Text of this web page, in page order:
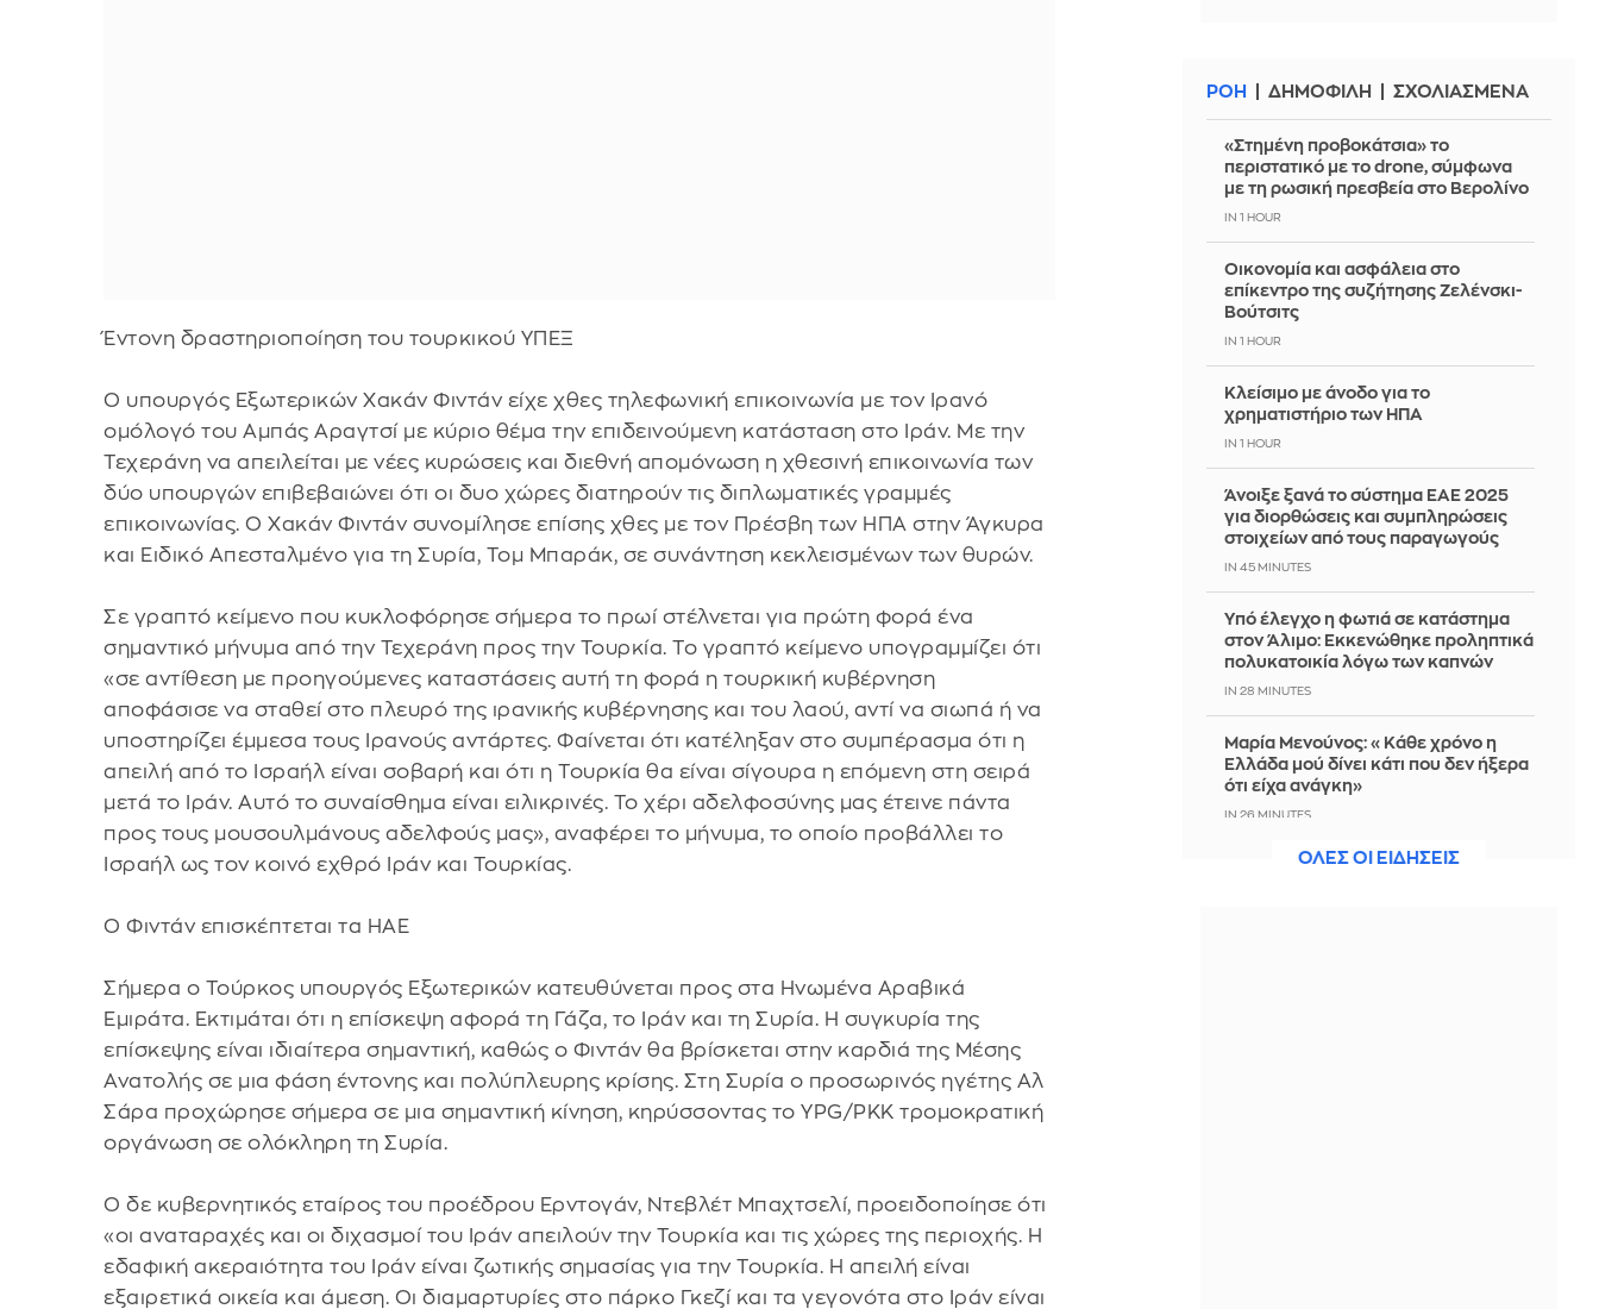
Έντονη δραστηριοποίηση του τουρκικού ΥΠΕΞ
Ο υπουργός Εξωτερικών Χακάν Φιντάν είχε χθες τηλεφωνική επικοινωνία με τον Ιρανό
ομόλογό του Αμπάς Αραγτσί με κύριο θέμα την επιδεινούμενη κατάσταση στο Ιράν. Με την
Τεχεράνη να απειλείται με νέες κυρώσεις και διεθνή απομόνωση η χθεσινή επικοινωνία των
δύο υπουργών επιβεβαιώνει ότι οι δυο χώρες διατηρούν τις διπλωματικές γραμμές
επικοινωνίας. Ο Χακάν Φιντάν συνομίλησε επίσης χθες με τον Πρέσβη των ΗΠΑ στην Άγκυρα
και Ειδικό Απεσταλμένο για τη Συρία, Τομ Μπαράκ, σε συνάντηση κεκλεισμένων των θυρών.
Σε γραπτό κείμενο που κυκλοφόρησε σήμερα το πρωί στέλνεται για πρώτη φορά ένα
σημαντικό μήνυμα από την Τεχεράνη προς την Τουρκία. Το γραπτό κείμενο υπογραμμίζει ότι
«σε αντίθεση με προηγούμενες καταστάσεις αυτή τη φορά η τουρκική κυβέρνηση
αποφάσισε να σταθεί στο πλευρό της ιρανικής κυβέρνησης και του λαού, αντί να σιωπά ή να
υποστηρίζει έμμεσα τους Ιρανούς αντάρτες. Φαίνεται ότι κατέληξαν στο συμπέρασμα ότι η
απειλή από το Ισραήλ είναι σοβαρή και ότι η Τουρκία θα είναι σίγουρα η επόμενη στη σειρά
μετά το Ιράν. Αυτό το συναίσθημα είναι ειλικρινές. Το χέρι αδελφοσύνης μας έτεινε πάντα
προς τους μουσουλμάνους αδελφούς μας», αναφέρει το μήνυμα, το οποίο προβάλλει το
Ισραήλ ως τον κοινό εχθρό Ιράν και Τουρκίας.
Ο Φιντάν επισκέπτεται τα ΗΑΕ
Σήμερα ο Τούρκος υπουργός Εξωτερικών κατευθύνεται προς στα Ηνωμένα Αραβικά
Εμιράτα. Εκτιμάται ότι η επίσκεψη αφορά τη Γάζα, το Ιράν και τη Συρία. Η συγκυρία της
επίσκεψης είναι ιδιαίτερα σημαντική, καθώς ο Φιντάν θα βρίσκεται στην καρδιά της Μέσης
Ανατολής σε μια φάση έντονης και πολύπλευρης κρίσης. Στη Συρία ο προσωρινός ηγέτης Αλ
Σάρα προχώρησε σήμερα σε μια σημαντική κίνηση, κηρύσσοντας το YPG/PKK τρομοκρατική
οργάνωση σε ολόκληρη τη Συρία.
Ο δε κυβερνητικός εταίρος του προέδρου Ερντογάν, Ντεβλέτ Μπαχτσελί, προειδοποίησε ότι
«οι αναταραχές και οι διχασμοί του Ιράν απειλούν την Τουρκία και τις χώρες της περιοχής. Η
εδαφική ακεραιότητα του Ιράν είναι ζωτικής σημασίας για την Τουρκία. Η απειλή είναι
εξαιρετικά οικεία και άμεση. Οι διαμαρτυρίες στο πάρκο Γκεζί και τα γεγονότα στο Ιράν είναι
ΡΟΗ ΔΗΜΟΦΙΛΗ ΣΧΟΛΙΑΣΜΕΝΑ
«Στημένη προβοκάτσια» το
περιστατικό με το drone, σύμφωνα
με τη ρωσική πρεσβεία στο Βερολίνο
IN 1 HOUR
Οικονομία και ασφάλεια στο
επίκεντρο της συζήτησης Ζελένσκι-
Βούτσιτς
IN 1 HOUR
Κλείσιμο με άνοδο για το
χρηματιστήριο των ΗΠΑ
IN 1 HOUR
Άνοιξε ξανά το σύστημα ΕΑΕ 2025
για διορθώσεις και συμπληρώσεις
στοιχείων από τους παραγωγούς
IN 45 MINUTES
Yπό έλεγχο η φωτιά σε κατάστημα
στον Άλιμο: Εκκενώθηκε προληπτικά
πολυκατοικία λόγω των καπνών
IN 28 MINUTES
Μαρία Μενούνος: «Κάθε χρόνο η
Ελλάδα μού δίνει κάτι που δεν ήξερα
ότι είχα ανάγκη»
IN 26 MINUTES
Η ξηρασία απειλεί την
ΟΛΕΣ ΟΙ ΕΙΔΗΣΕΙΣ